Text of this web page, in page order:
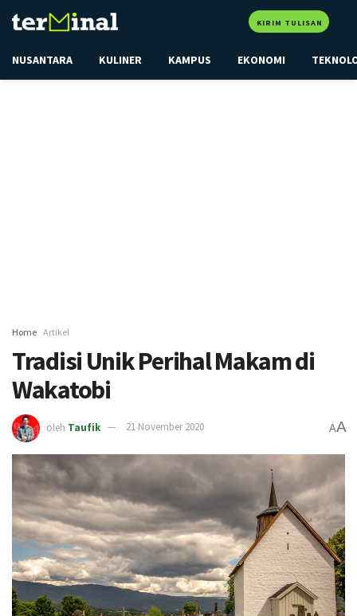
KIRIM TULISAN
NUSANTARA KULINER KAMPUS EKONOMI
Home Artikel
Tradisi Unik Perihal Makam di
Wakatobi
oleh Taufik 21 November 2020 AA